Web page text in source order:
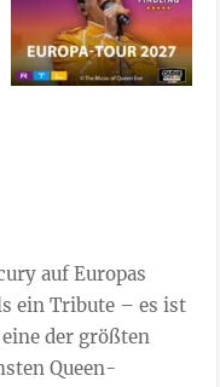
auf Europas
ein Tribute – es ist
der größten
Queen-